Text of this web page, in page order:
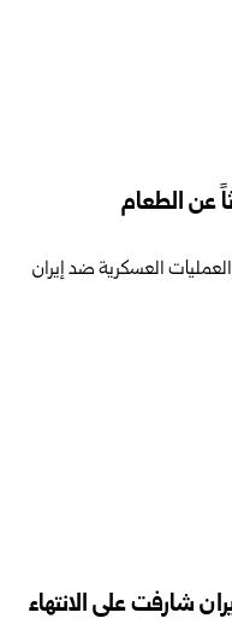
عن الطعام
شارفت على الانتهاء